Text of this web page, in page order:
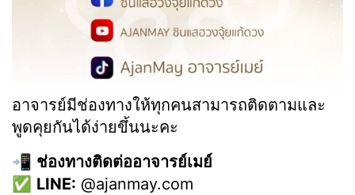
อาจารย์มีช่องทางให้ทุกคนสามารถติดตามและ
พูดคุยกันได้ง่ายขึ้นนะคะ
📲 ช่องทางติดต่ออาจารย์เมย์
✅ LINE: @ajanmay.com